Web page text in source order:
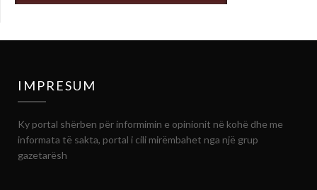
IMPRESUM
Ky portal shërben për informimin e opinionit në kohë dhe me
informata të sakta, portal i cili mirëmbahet nga një grup
gazetarësh